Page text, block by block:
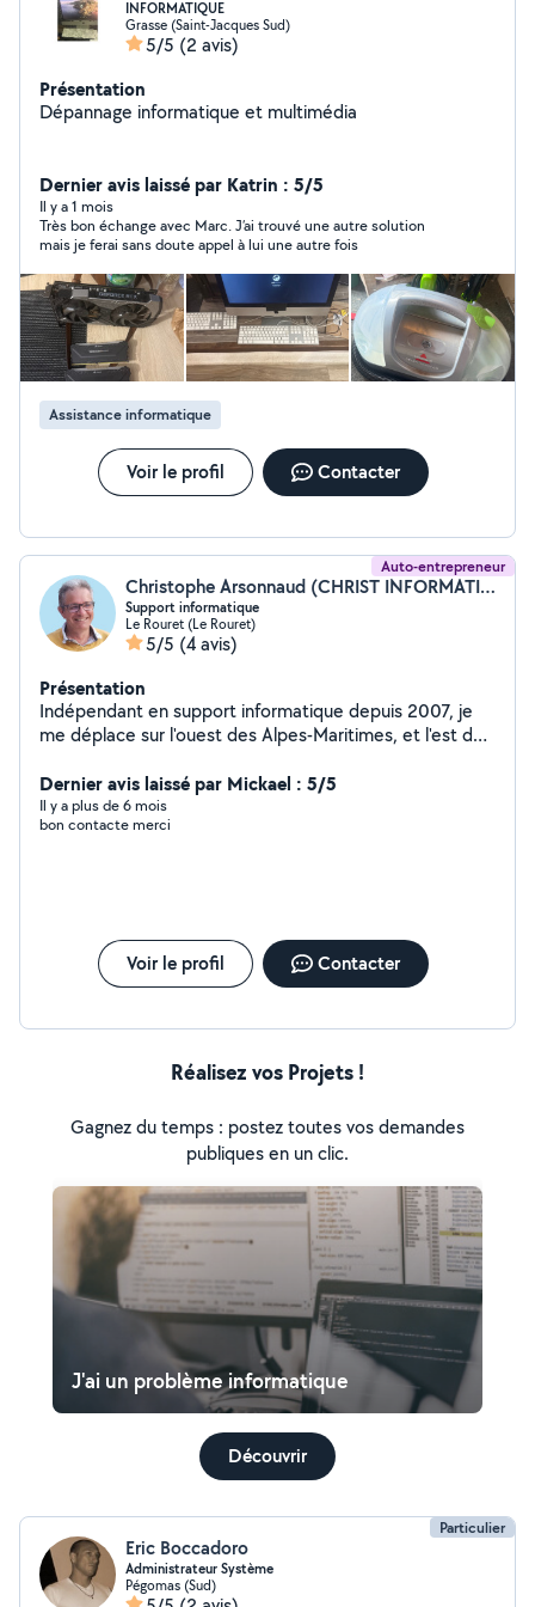
INFORMATIQUE
Grasse (Saint-Jacques Sud)
5/5 (2 avis)
Présentation
Dépannage informatique et multimédia
Dernier avis laissé par Katrin : 5/5
Il y a 1 mois
Très bon échange avec Marc. J’ai trouvé une autre solution
mais je ferai sans doute appel à lui une autre fois
Assistance informatique
Voir le profil Contacter
Auto-entrepreneur
Christophe Arsonnaud (CHRIST INFORMATIQUE ET GENEALOGIE)
Support informatique
Le Rouret (Le Rouret)
5/5 (4 avis)
Présentation
Indépendant en support informatique depuis 2007, je
me déplace sur l'ouest des Alpes-Maritimes, et l'est du
optimisation ... Sur Windows, Mac et Android
Configuration Wifi, aide avant l'arrivée de la fibre
Dernier avis laissé par Mickael : 5/5
Il y a plus de 6 mois
bon contacte merci
Voir le profil Contacter
Réalisez vos Projets !
Gagnez du temps : postez toutes vos demandes
publiques en un clic.
J'ai un problème informatique
Découvrir
Particulier
Eric Boccadoro
Administrateur Système
Pégomas (Sud)